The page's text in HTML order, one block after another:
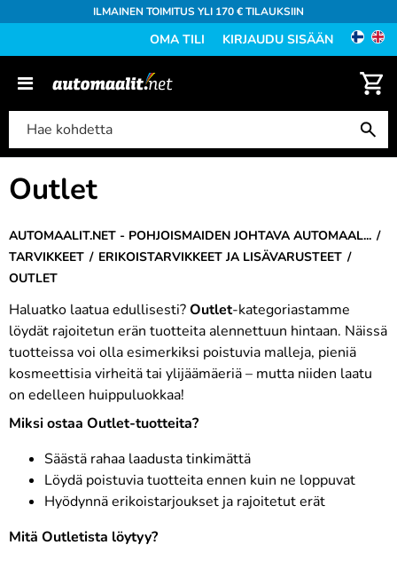
ILMAINEN TOIMITUS YLI 170 € TILAUKSIIN
OMA TILI KIRJAUDU SISÄÄN
AUTOMAALIT.NET - POHJOISMAIDEN JOHTAVA AUTOMAAL...
TARVIKKEET
ERIKOISTARVIKKEET JA LISÄVARUSTEET
OUTLET
Outlet
Haluatko laatua edullisesti?Outlet-kategoriastamme
löydät rajoitetun erän tuotteita alennettuun hintaan. Näissä
tuotteissa voi olla esimerkiksi poistuvia malleja, pieniä
kosmeettisia virheitä tai ylijäämäeriä – mutta niiden laatu
on edelleen huippuluokkaa!
Miksi ostaa Outlet-tuotteita?
Säästä rahaa laadusta tinkimättä
Löydä poistuvia tuotteita ennen kuin ne loppuvat
Hyödynnä erikoistarjoukset ja rajoitetut erät
Mitä Outletista löytyy?